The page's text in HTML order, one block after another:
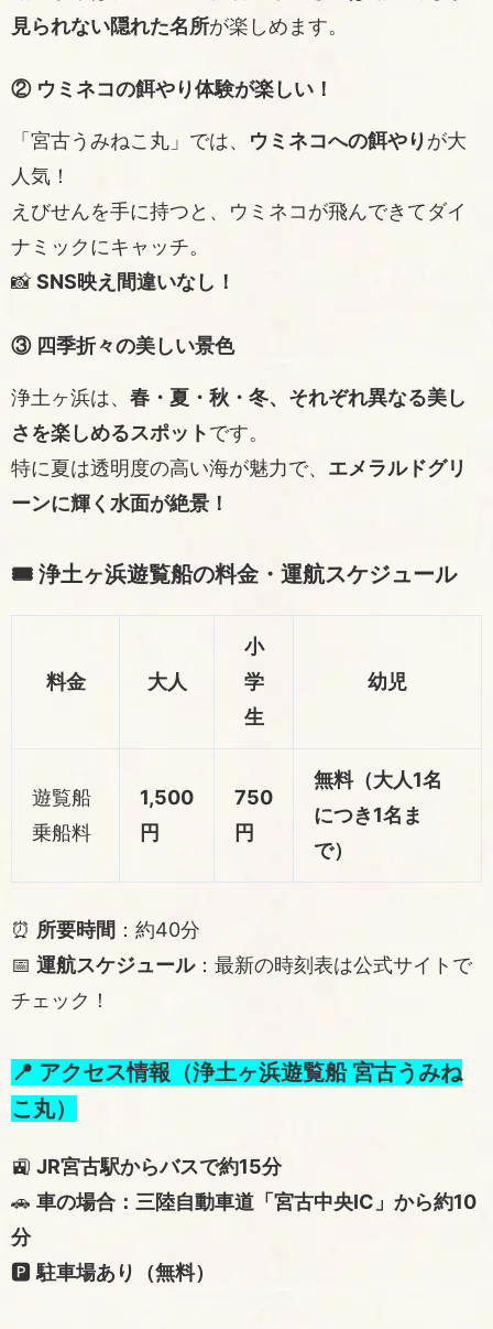
見られない隠れた名所が楽しめます。
② ウミネコの餌やり体験が楽しい！
「宮古うみねこ丸」では、 ウミネコへの餌やりが大
人気！
えびせんを手に持つと、ウミネコが飛んできてダイ
ナミックにキャッチ。
📸 SNS映え間違いなし！
③ 四季折々の美しい景色
浄土ヶ浜は、 春・夏・秋・冬、それぞれ異なる美し
さを楽しめるスポットです。
特に夏は透明度の高い海が魅力で、 エメラルドグリ
ーンに輝く水面が絶景！
🎟️ 浄土ヶ浜遊覧船の料金・運航スケジュール
料金 大人
小
学
生
幼児
遊覧船
乗船料
1,500
円
750
円
無料（大人1名
につき1名ま
で）
⏰ 所要時間 ：約40分
📅 運航スケジュール：最新の時刻表は公式サイト で
チェック！
📍 アクセス情報（浄土ヶ浜遊覧船 宮古うみね
こ丸）
🚉 JR宮古駅からバスで約15分
🚗 車の場合：三陸自動車道「宮古中央IC」から約10
分
🅿️駐車場あり（無料）